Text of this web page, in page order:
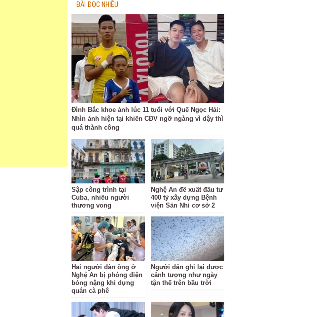
BÀI ĐỌC NHIỀU
Đình Bắc khoe ảnh lúc 11 tuổi với Quế Ngọc Hải:
Nhìn ảnh hiện tại khiến CĐV ngỡ ngàng vì dậy thì
quá thành công
Sập công trình tại
Cuba, nhiều người
thương vong
Nghệ An đề xuất đầu tư
400 tỷ xây dựng Bệnh
viện Sản Nhi cơ sở 2
Hai người đàn ông ở
Nghệ An bị phóng điện
bỏng nặng khi dựng
quán cà phê
Người dân ghi lại được
cảnh tượng như ngày
tận thế trên bầu trời